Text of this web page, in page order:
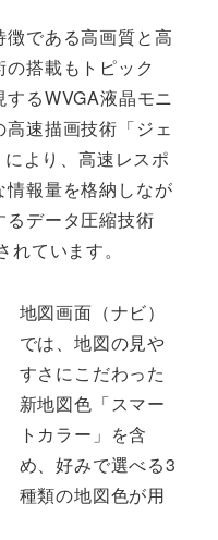
徴である高画質と高
搭載もトピック
るWVGA液晶モニ
速描画技術「ジェ
より、高速レスポ
情報量を格納しなが
るデータ圧縮技術
れています。
地図画面（ナビ）
では、地図の見や
すさにこだわった
新地図色「スマー
トカラー」を含
め、好みで選べる3
種類の地図色が用